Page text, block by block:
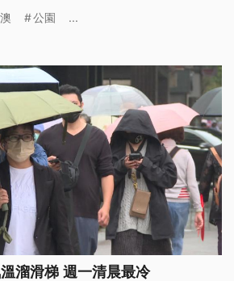
公園 ...
溜滑梯 週一清晨最冷